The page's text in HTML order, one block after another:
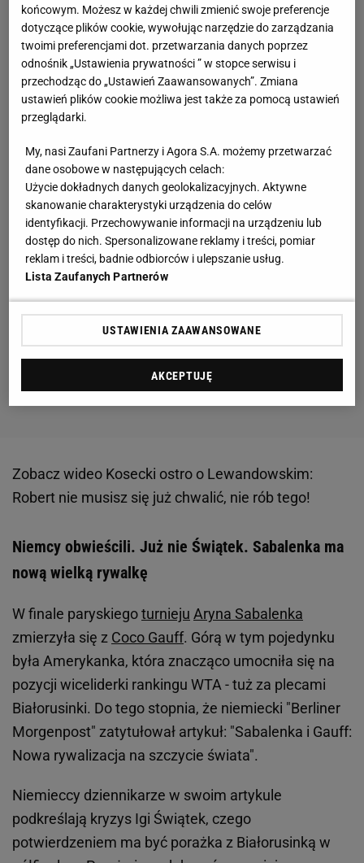
Zobacz wideo Kosecki ostro o Lewandowskim:
Robert nie musisz się już chwalić, nie rób tego!
Niemcy obwieścili. Już nie Świątek. Sabalenka ma
nową wielką rywalkę
W finale paryskiegoturnieju Aryna Sabalenka
zmierzyła się z Coco Gauff. Górą w tym pojedynku
była Amerykanka, która znacząco umocniła się na
pozycji wiceliderki rankingu WTA - tuż za plecami
Białorusinki. Do tego stopnia, że niemiecki "Berliner
Morgenpost" zatytułował artykuł: "Sabalenka i Gauff:
Nowa rywalizacja na szczycie świata".
Niemieccy dziennikarze w swoim artykule
podkreślają kryzys Igi Świątek, czego
potwierdzeniem ma być porażka z Białorusinką w
końcowym. Możesz w każdej chwili zmienić swoje preferencje
dotyczące plików cookie, wywołując narzędzie do zarządzania
twoimi preferencjami dot. przetwarzania danych poprzez
odnośnik „Ustawienia prywatności ” w stopce serwisu i
przechodząc do „Ustawień Zaawansowanych”. Zmiana
ustawień plików cookie możliwa jest także za pomocą ustawień
przeglądarki.
My, nasi Zaufani Partnerzy i Agora S.A. możemy przetwarzać
dane osobowe w następujących celach:
Użycie dokładnych danych geolokalizacyjnych. Aktywne
skanowanie charakterystyki urządzenia do celów
identyfikacji. Przechowywanie informacji na urządzeniu lub
dostęp do nich. Spersonalizowane reklamy i treści, pomiar
reklam i treści, badnie odbiorców i ulepszanie usług.
Lista Zaufanych Partnerów
USTAWIENIA ZAAWANSOWANE
AKCEPTUJĘ